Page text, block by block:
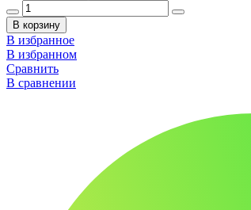
В корзину
В избранное
В избранном
Сравнить
В сравнении